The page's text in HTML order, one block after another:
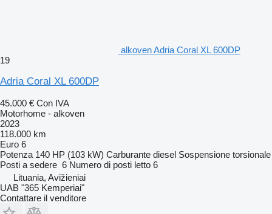
alkoven Adria Coral XL 600DP
19
Adria Coral XL 600DP
45.000 € Con IVA
Motorhome - alkoven
2023
118.000 km
Euro 6
Potenza 140 HP (103 kW) Carburante diesel Sospensione torsionale
Posti a sedere 6 Numero di posti letto 6
Lituania, Avižieniai
UAB "365 Kemperiai"
Contattare il venditore